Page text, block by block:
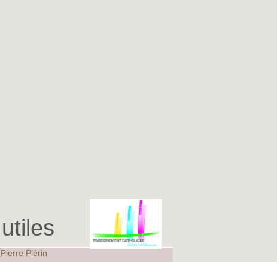
Plérin